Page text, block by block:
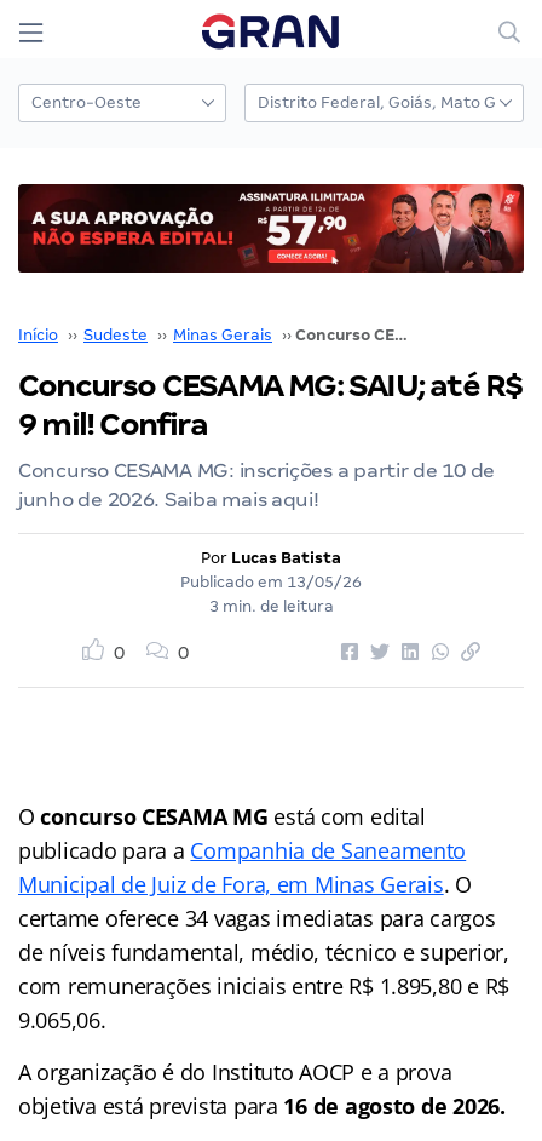
Início ›› Sudeste ›› Minas Gerais ›› Concurso CESAMA MG: SAIU; até R$ 9 mil! Confira
Concurso CESAMA MG: SAIU; até R$
9 mil! Confira
Concurso CESAMA MG: inscrições a partir de 10 de
junho de 2026. Saiba mais aqui!
Por Lucas Batista
Publicado em 13/05/26
3 min. de leitura
0 0
Oconcurso CESAMA MG está com edital
publicado para a Companhia de Saneamento
Municipal de Juiz de Fora, em Minas Gerais. O
certame oferece 34 vagas imediatas para cargos
de níveis fundamental, médio, técnico e superior,
com remunerações iniciais entre R$ 1.895,80 e R$
9.065,06.
A organização é do Instituto AOCP e a prova
objetiva está prevista para 16 de agosto de 2026.